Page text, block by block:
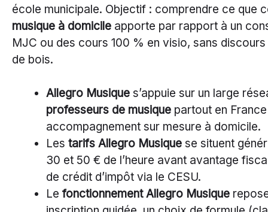
école municipale. Objectif : comprendre ce que
musique à domicile apporte par rapport à un
MJC ou des cours 100 % en visio, sans discours
de bois.
Allegro Musique s’appuie sur un large
professeurs de musique partout en
accompagnement sur mesure à domicile.
Les tarifs Allegro Musique se situent
30 et 50 € de l’heure avant avantage
de crédit d’impôt via le CESU.
Le fonctionnement Allegro Musique